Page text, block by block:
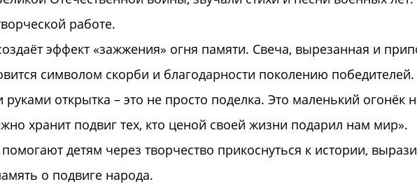
работе.
эффект «зажжения» огня памяти. Свеча, вырезанная и
символом скорби и благодарности поколению победителей.
открытка – это не просто поделка. Это маленький огонёк
хранит подвиг тех, кто ценой своей жизни подарил нам мир».
детям через творчество прикоснуться к истории,
о подвиге народа.